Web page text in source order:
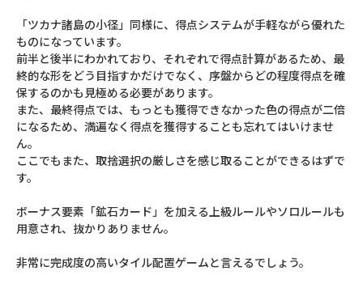
「ツカナ諸島の小径」同様に、得点システムが手軽ながら優れた
ものになっています。
前半と後半にわかれており、それぞれで得点計算があるため、最
終的な形をどう目指すかだけでなく、序盤からどの程度得点を確
保するのかも見極める必要があります。
また、最終得点では、もっとも獲得できなかった色の得点が二倍
になるため、満遍なく得点を獲得することも忘れてはいけませ
ん。
ここでもまた、取捨選択の厳しさを感じ取ることができるはずで
す。
ボーナス要素「鉱石カード」を加える上級ルールやソロルールも
用意され、抜かりありません。
非常に完成度の高いタイル配置ゲームと言えるでしょう。